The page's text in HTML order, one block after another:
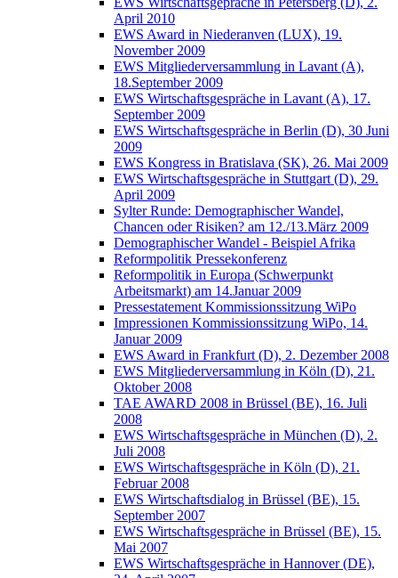
April 2010
EWS Award in Niederanven (LUX), 19.
November 2009
EWS Mitgliederversammlung in Lavant (A),
18.September 2009
EWS Wirtschaftsgespräche in Lavant (A), 17.
September 2009
EWS Wirtschaftsgespräche in Berlin (D), 30 Juni
2009
EWS Kongress in Bratislava (SK), 26. Mai 2009
EWS Wirtschaftsgespräche in Stuttgart (D), 29.
April 2009
Sylter Runde: Demographischer Wandel,
Chancen oder Risiken? am 12./13.März 2009
Demographischer Wandel - Beispiel Afrika
Reformpolitik Pressekonferenz
Reformpolitik in Europa (Schwerpunkt
Arbeitsmarkt) am 14.Januar 2009
Pressestatement Kommissionssitzung WiPo
Impressionen Kommissionssitzung WiPo, 14.
Januar 2009
EWS Award in Frankfurt (D), 2. Dezember 2008
EWS Mitgliederversammlung in Köln (D), 21.
Oktober 2008
TAE AWARD 2008 in Brüssel (BE), 16. Juli
2008
EWS Wirtschaftsgespräche in München (D), 2.
Juli 2008
EWS Wirtschaftsgespräche in Köln (D), 21.
Februar 2008
EWS Wirtschaftsdialog in Brüssel (BE), 15.
September 2007
EWS Wirtschaftsgespräche in Brüssel (BE), 15.
Mai 2007
EWS Wirtschaftsgespräche in Hannover (DE),